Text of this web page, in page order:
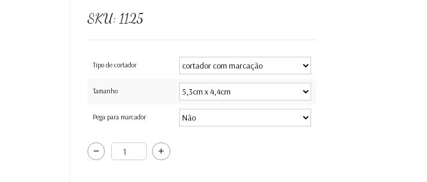
SKU: 1125
Tipo de cortador
Tamanho
Pega para marcador